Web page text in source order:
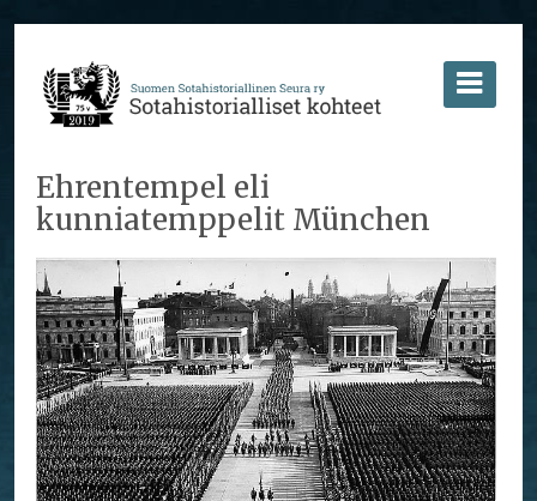
Ehrentempel eli
kunniatemppelit München